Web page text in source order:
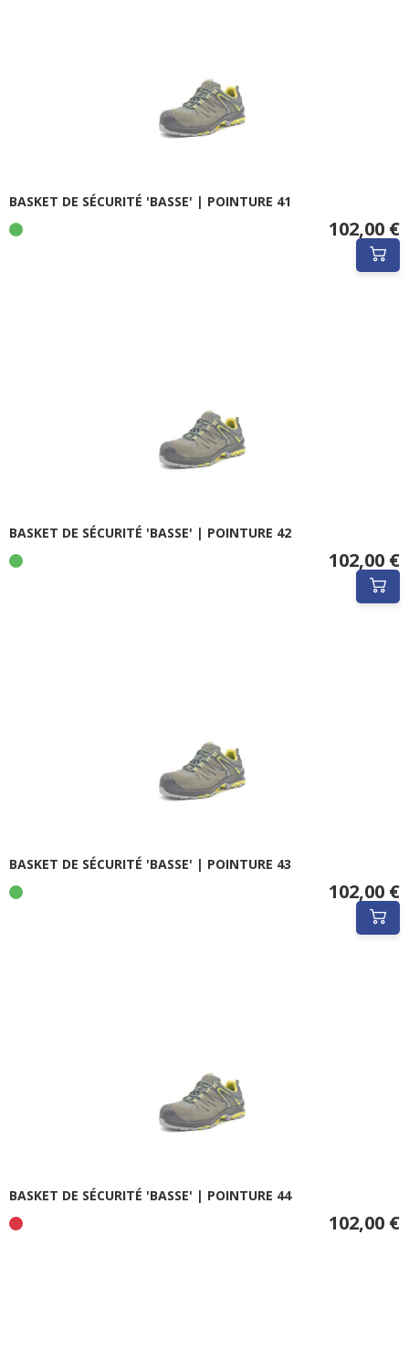
BASKET DE SÉCURITÉ 'BASSE' | POINTURE 41
102,00 €
BASKET DE SÉCURITÉ 'BASSE' | POINTURE 42
102,00 €
BASKET DE SÉCURITÉ 'BASSE' | POINTURE 43
102,00 €
BASKET DE SÉCURITÉ 'BASSE' | POINTURE 44
102,00 €